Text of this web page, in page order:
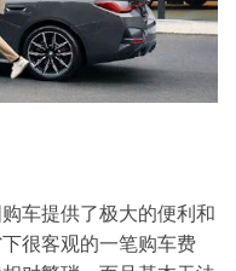
车提供了极大的便利和
很客观的一笔购车费